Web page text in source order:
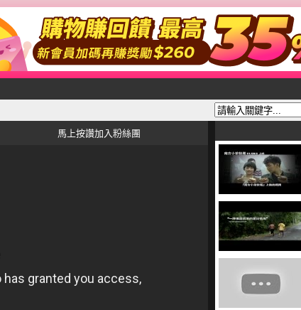
馬上按讚加入粉絲團